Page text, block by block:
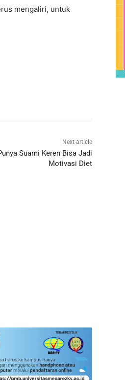
mengaliri, untuk
Next article
Suami Keren Bisa Jadi
Motivasi Diet